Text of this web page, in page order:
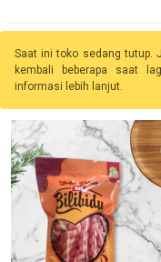
Saat ini toko sedang tutup.
kembali beberapa saat
informasi lebih lanjut.